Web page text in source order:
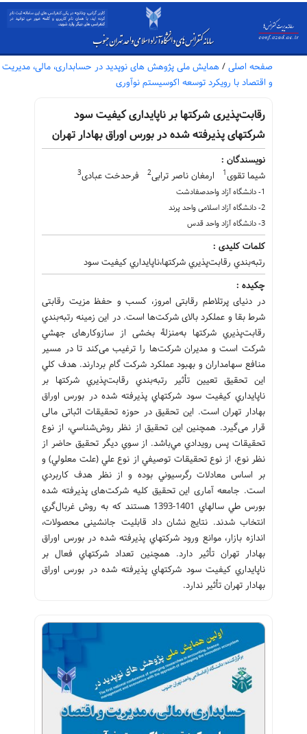
صفحه اصلی / همایش ملی پژوهش های نوپدید در حسابداری، مالی، مدیریت
و اقتصاد با رویکرد توسعه اکوسیستم نوآوری
رقابت‌پذیری شرکتها بر ناپایداری کیفیت سود
شرکتهای پذیرفته شده در بورس اوراق بهادار تهران
نویسندگان :
شیما تقوی1 ارمغان ناصر ترابی2 فرحدخت عبادی3
1- دانشگاه آزاد واحدصفادشت
2- دانشگاه آزاد اسلامی واحد پرند
3- دانشگاه آزاد واحد قدس
کلمات کلیدی :
رتبه‌بندي رقابت‌پذيري شركتها،ناپايداري كيفيت سود
چکیده :
در دنیای پرتلاطم رقابتی امروز، کسب و حفظ مزیت رقابتی
شرط بقا و عملکرد بالای شرکت‌ها است. در این زمینه رتبه‌بندي
رقابت‌پذيري شركتها به‌‌منزلۀ بخشی از سازوکارهای جهشي
شركت است و مدیران شرکت‌ها را ترغیب می‌کند تا در مسیر
منافع سهامداران و بهبود عملکرد شرکت گام بردارند. هدف كلي
اين تحقيق تعيين تأثير رتبه‌بندي رقابت‌پذيري شركتها بر
ناپايداري كيفيت سود شركتهاي پذيرفته شده در بورس اوراق
بهادار تهران است. این تحقیق در حوزه تحقیقات اثباتی مالی
قرار می‌گیرد. همچنین اين تحقيق از نظر روش‌شناسي، از نوع
تحقيقات پس رويدادي مي‌باشد. از سوي ديگر تحقيق حاضر از
نظر نوع، از نوع تحقيقات توصيفي از نوع علي (علت معلولي) و
بر اساس معادلات رگرسيوني بوده و از نظر هدف كاربردي
است. جامعه آماری این تحقيق کلیه شرکت‌های پذيرفته شده
بورس طي سالهاي 1401-1393 هستند که به روش غربال‌گري
انتخاب شدند. نتايج نشان داد قابلیت جانشینی محصولات،
اندازه بازار، موانع ورود شركتهاي پذيرفته شده در بورس اوراق
بهادار تهران تأثير دارد. همچنين تعداد شركتهاي فعال بر
ناپايداري كيفيت سود شركتهاي پذيرفته شده در بورس اوراق
بهادار تهران تأثير ندارد.